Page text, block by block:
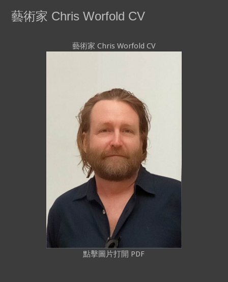
藝術家 Chris Worfold CV
藝術家 Chris Worfold CV
點擊圖片打開 PDF